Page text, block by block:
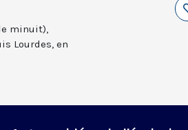
minuit),
Lourdes, en